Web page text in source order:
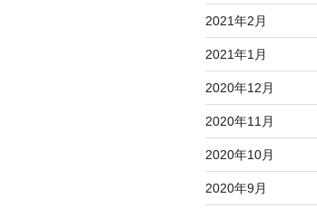
2021年2月
2021年1月
2020年12月
2020年11月
2020年10月
2020年9月